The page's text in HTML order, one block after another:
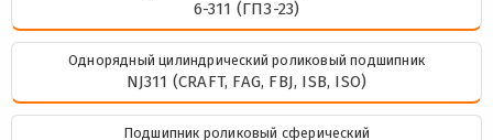
6-311 (ГПЗ-23)
Однорядный цилиндрический роликовый подшипник
NJ311 (CRAFT, FAG, FBJ, ISB, ISO)
Подшипник роликовый сферический